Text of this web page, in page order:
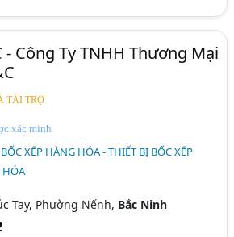
- Công Ty TNHH Thương Mại
TÀI TRỢ
xác minh
BỐC XẾP HÀNG HÓA - THIẾT BỊ BỐC XẾP
HÓA
Tay, Phường Nếnh, Bắc Ninh